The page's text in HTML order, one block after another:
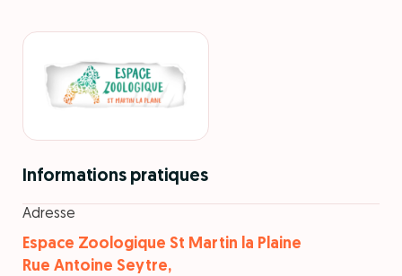
Informations pratiques
Adresse
Espace Zoologique St Martin la Plaine
Rue Antoine Seytre,